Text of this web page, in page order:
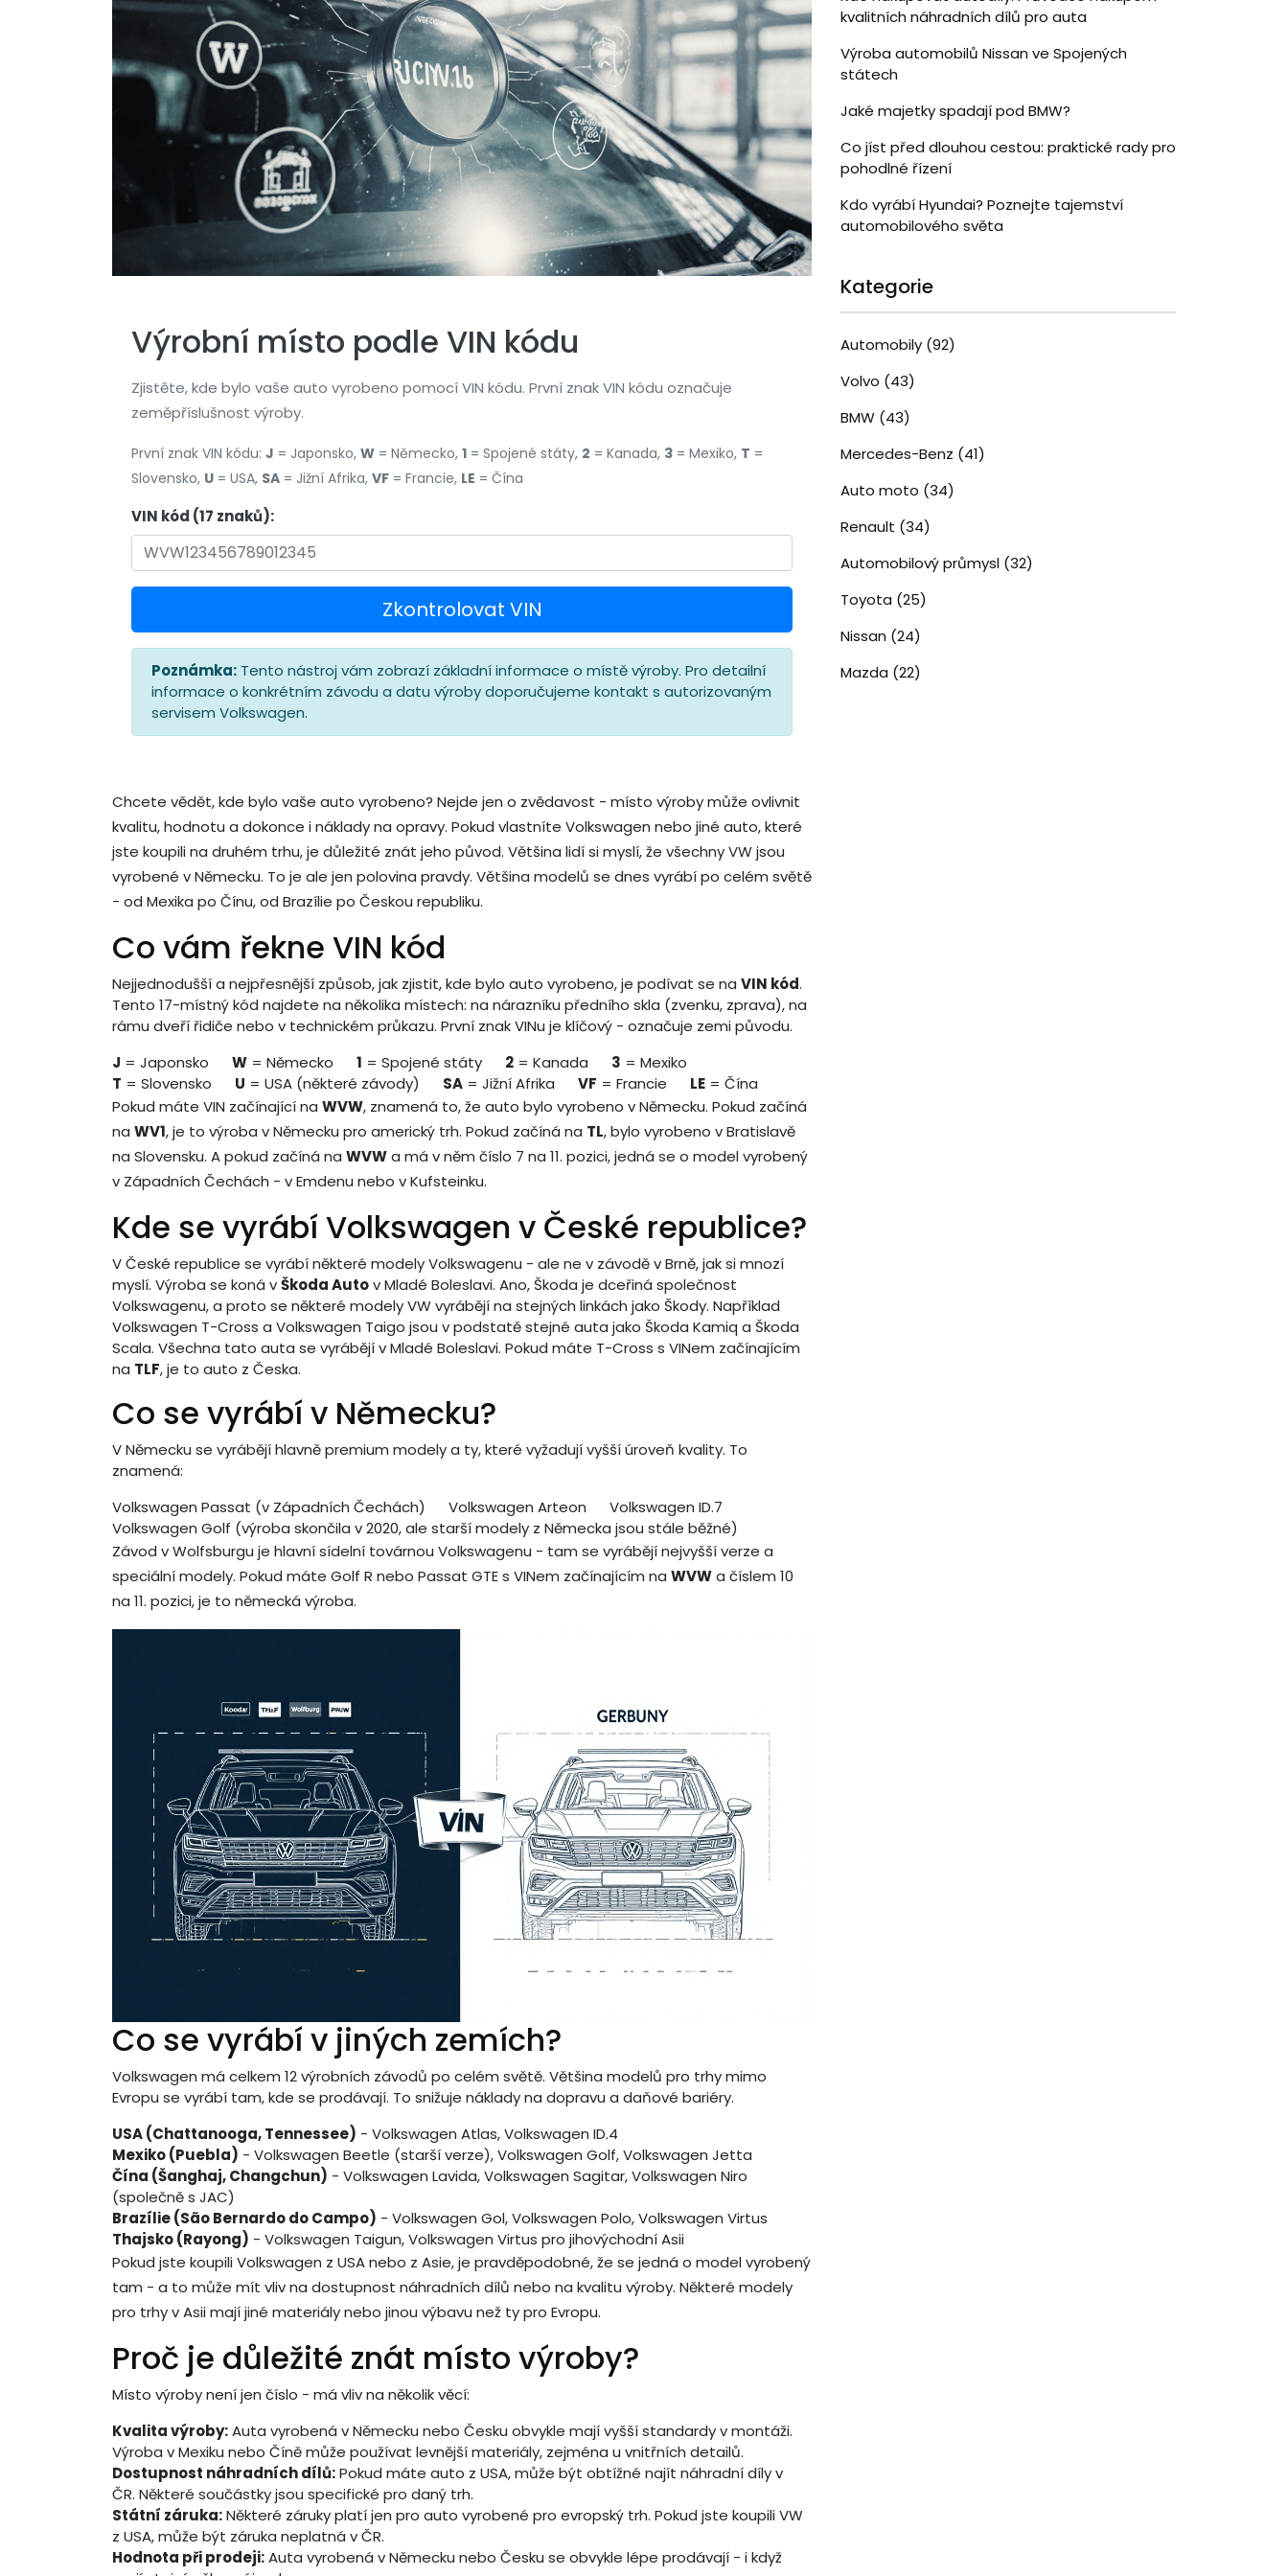
Výrobní místo podle VIN kódu
Zjistěte, kde bylo vaše auto vyrobeno pomocí VIN kódu. První znak VIN kódu označuje
zeměpříslušnost výroby.
První znak VIN kódu: J = Japonsko, W = Německo, 1 = Spojené státy, 2 = Kanada, 3 = Mexiko, T =
Slovensko, U = USA, SA = Jižní Afrika, VF = Francie, LE = Čína
VIN kód (17 znaků):
Zkontrolovat VIN
Poznámka: Tento nástroj vám zobrazí základní informace o místě výroby. Pro detailní
informace o konkrétním závodu a datu výroby doporučujeme kontakt s autorizovaným
servisem Volkswagen.
Chcete vědět, kde bylo vaše auto vyrobeno? Nejde jen o zvědavost - místo výroby může ovlivnit
kvalitu, hodnotu a dokonce i náklady na opravy. Pokud vlastníte Volkswagen nebo jiné auto, které
jste koupili na druhém trhu, je důležité znát jeho původ. Většina lidí si myslí, že všechny VW jsou
vyrobené v Německu. To je ale jen polovina pravdy. Většina modelů se dnes vyrábí po celém světě
- od Mexika po Čínu, od Brazílie po Českou republiku.
Co vám řekne VIN kód
Nejjednodušší a nejpřesnější způsob, jak zjistit, kde bylo auto vyrobeno, je podívat se na VIN kód.
Tento 17-místný kód najdete na několika místech: na nárazníku předního skla (zvenku, zprava), na
rámu dveří řidiče nebo v technickém průkazu. První znak VINu je klíčový - označuje zemi původu.
J = Japonsko W = Německo 1 = Spojené státy 2 = Kanada 3 = Mexiko
T = Slovensko U = USA (některé závody) SA = Jižní Afrika VF = Francie LE = Čína
Pokud máte VIN začínající na WVW, znamená to, že auto bylo vyrobeno v Německu. Pokud začíná
na WV1, je to výroba v Německu pro americký trh. Pokud začíná na TL, bylo vyrobeno v Bratislavě
na Slovensku. A pokud začíná na WVWa má v něm číslo 7 na 11. pozici, jedná se o model vyrobený
v Západních Čechách - v Emdenu nebo v Kufsteinku.
Kde se vyrábí Volkswagen v České republice?
V České republice se vyrábí některé modely Volkswagenu - ale ne v závodě v Brně, jak si mnozí
myslí. Výroba se koná vŠkoda Autov Mladé Boleslavi. Ano, Škoda je dceřiná společnost
Volkswagenu, a proto se některé modely VW vyrábějí na stejných linkách jako Škody. Například
Volkswagen T-Cross a Volkswagen Taigo jsou v podstatě stejné auta jako Škoda Kamiq a Škoda
Scala. Všechna tato auta se vyrábějí v Mladé Boleslavi. Pokud máte T-Cross s VINem začínajícím
na TLF, je to auto z Česka.
Co se vyrábí v Německu?
V Německu se vyrábějí hlavně premium modely a ty, které vyžadují vyšší úroveň kvality. To
znamená:
Volkswagen Passat (v Západních Čechách)
Volkswagen Arteon
Volkswagen ID.7
Volkswagen Golf (výroba skončila v 2020, ale starší modely z Německa jsou stále běžné)
Závod v Wolfsburgu je hlavní sídelní továrnou Volkswagenu - tam se vyrábějí nejvyšší verze a
speciální modely. Pokud máte Golf R nebo Passat GTE s VINem začínajícím na WVWa číslem 10
na 11. pozici, je to německá výroba.
Co se vyrábí v jiných zemích?
Volkswagen má celkem 12 výrobních závodů po celém světě. Většina modelů pro trhy mimo
Evropu se vyrábí tam, kde se prodávají. To snižuje náklady na dopravu a daňové bariéry.
USA (Chattanooga, Tennessee) - Volkswagen Atlas, Volkswagen ID.4
Mexiko (Puebla) - Volkswagen Beetle (starší verze), Volkswagen Golf, Volkswagen Jetta
Čína (Šanghaj, Changchun) - Volkswagen Lavida, Volkswagen Sagitar, Volkswagen Niro
(společně s JAC)
Brazílie (São Bernardo do Campo) - Volkswagen Gol, Volkswagen Polo, Volkswagen Virtus
Thajsko (Rayong) - Volkswagen Taigun, Volkswagen Virtus pro jihovýchodní Asii
Pokud jste koupili Volkswagen z USA nebo z Asie, je pravděpodobné, že se jedná o model vyrobený
tam - a to může mít vliv na dostupnost náhradních dílů nebo na kvalitu výroby. Některé modely
pro trhy v Asii mají jiné materiály nebo jinou výbavu než ty pro Evropu.
Proč je důležité znát místo výroby?
Místo výroby není jen číslo - má vliv na několik věcí:
Kvalita výroby:Auta vyrobená v Německu nebo Česku obvykle mají vyšší standardy v montáži.
Výroba v Mexiku nebo Číně může používat levnější materiály, zejména u vnitřních detailů.
Dostupnost náhradních dílů:Pokud máte auto z USA, může být obtížné najít náhradní díly v
ČR. Některé součástky jsou specifické pro daný trh.
Státní záruka:Některé záruky platí jen pro auto vyrobené pro evropský trh. Pokud jste koupili VW
z USA, může být záruka neplatná v ČR.
Hodnota při prodeji:Auta vyrobená v Německu nebo Česku se obvykle lépe prodávají - i když
kvalitních náhradních dílů pro auta
Výroba automobilů Nissan ve Spojených
státech
Jaké majetky spadají pod BMW?
Co jíst před dlouhou cestou: praktické rady pro
pohodlné řízení
Kdo vyrábí Hyundai? Poznejte tajemství
automobilového světa
Kategorie
Automobily (92)
Volvo (43)
BMW (43)
Mercedes-Benz (41)
Auto moto (34)
Renault (34)
Automobilový průmysl (32)
Toyota (25)
Nissan (24)
Mazda (22)